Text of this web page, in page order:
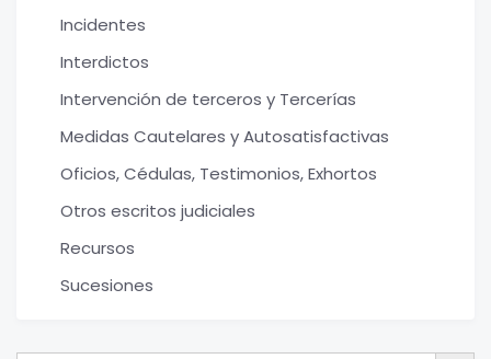
Incidentes
Interdictos
Intervención de terceros y Tercerías
Medidas Cautelares y Autosatisfactivas
Oficios, Cédulas, Testimonios, Exhortos
Otros escritos judiciales
Recursos
Sucesiones
Botón de